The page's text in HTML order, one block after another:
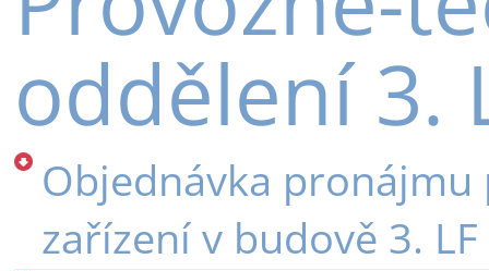
oddělení 3.
Objednávka
zařízení v budově 3. LF